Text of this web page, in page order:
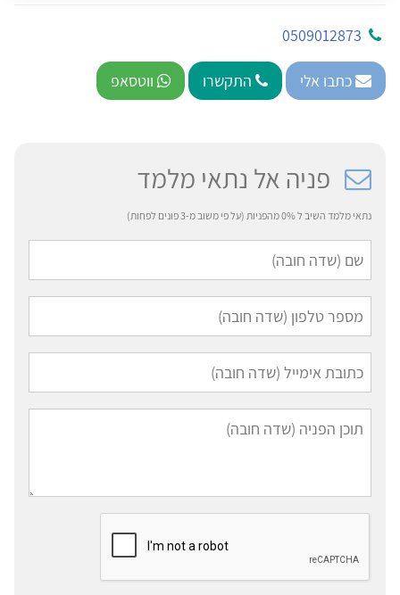
0509012873
כתבו אלי התקשרו ווטסאפ
פניה אל נתאי מלמד
נתאי מלמד השיב ל 0% מהפניות (על פי משוב מ-3 פונים לפחות)